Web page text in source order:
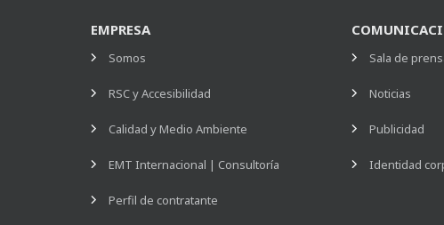
EMPRESA
Somos
RSC y Accesibilidad
Calidad y Medio Ambiente
EMT Internacional | Consultoría
Perfil de contratante
Sala de
Noticias
Publicidad
Identidad